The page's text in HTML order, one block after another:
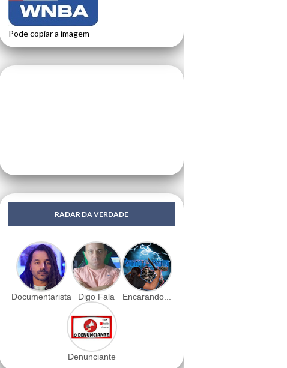
Pode copiar a imagem
RADAR DA VERDADE
Documentarista Digo Fala Encarando...
Denunciante